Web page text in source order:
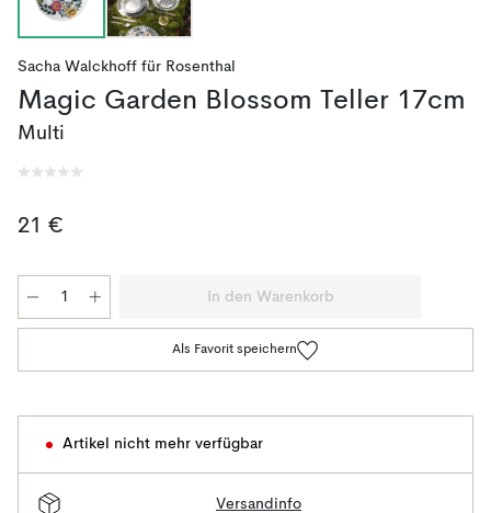
Sacha Walckhoff für Rosenthal
Magic Garden Blossom Teller 17cm
Multi
21 €
In den Warenkorb
Als Favorit speichern
Artikel nicht mehr verfügbar
Versandinfo